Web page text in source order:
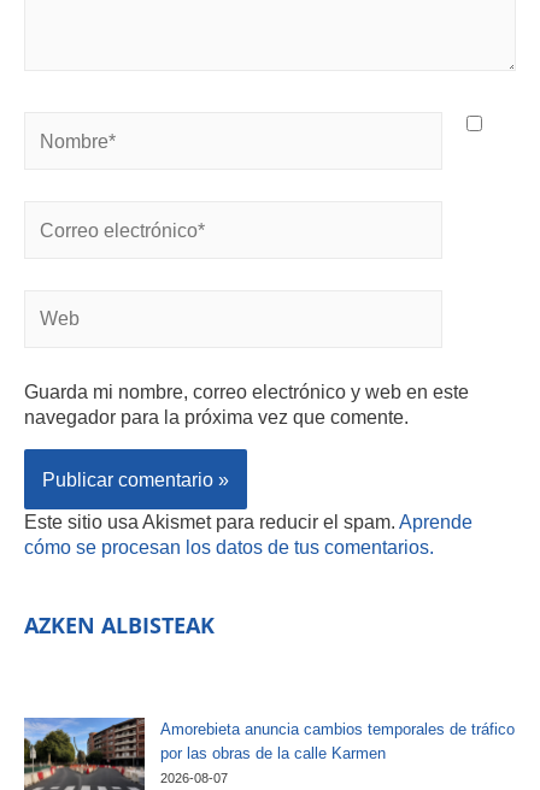
Guarda mi nombre, correo electrónico y web en este
navegador para la próxima vez que comente.
Este sitio usa Akismet para reducir el spam. Aprende
cómo se procesan los datos de tus comentarios.
AZKEN ALBISTEAK
Amorebieta anuncia cambios temporales de tráfico
por las obras de la calle Karmen
2026-08-07